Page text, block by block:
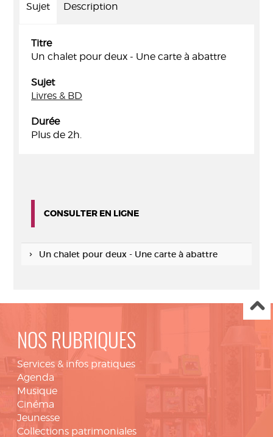
Sujet Description
Titre
Un chalet pour deux - Une carte à abattre
Sujet
Livres & BD
Durée
Plus de 2h.
CONSULTER EN LIGNE
Un chalet pour deux - Une carte à abattre
NOS RUBRIQUES
Services & infos pratiques
Agenda
Musique
Cinéma
Jeunesse
Collections patrimoniales